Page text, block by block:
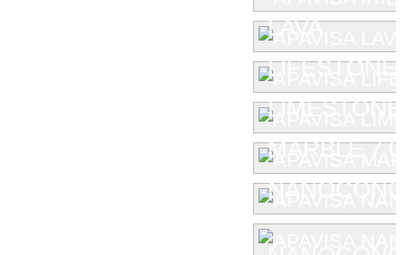
LAVA
LIFESTONE
LIMESTONE
MARBLE 7.0